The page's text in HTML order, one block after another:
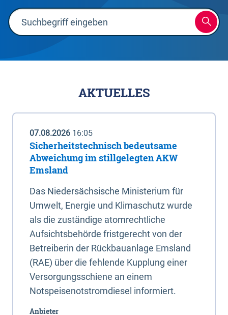
AKTUELLES
07.08.2026 16:05
Sicherheitstechnisch bedeutsame
Abweichung im stillgelegten AKW
Emsland
Das Niedersächsische Ministerium für
Umwelt, Energie und Klimaschutz wurde
als die zuständige atomrechtliche
Aufsichtsbehörde fristgerecht von der
Betreiberin der Rückbauanlage Emsland
(RAE) über die fehlende Kupplung einer
Versorgungsschiene an einem
Notspeisenotstromdiesel informiert.
Anbieter